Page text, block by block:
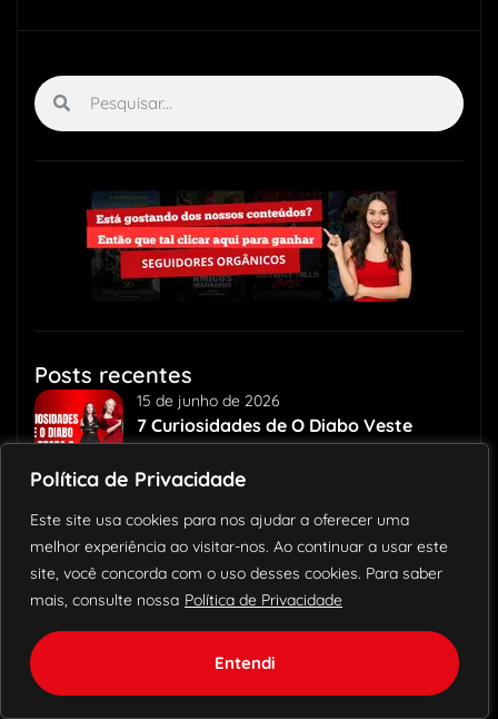
Política de Privacidade
Este site usa cookies para nos ajudar a oferecer uma
melhor experiência ao visitar-nos. Ao continuar a usar este
site, você concorda com o uso desses cookies. Para saber
mais, consulte nossa Política de Privacidade
Entendi
Posts recentes
15 de junho de 2026
7 Curiosidades de O Diabo Veste
Prada 2
1 de junho de 2026
Como assistir futebol no Iptv com 4k
em 2026?
20 de maio de 2026
Tivimate iptv player: Como configurar